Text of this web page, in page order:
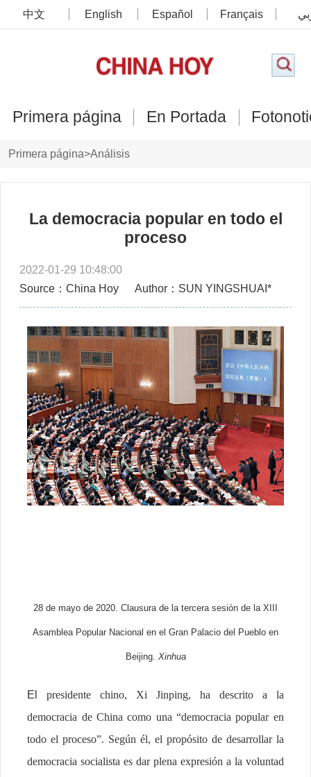
中文 English Español Français
Primera página En Portada
Primera página>Análisis
La democracia popular en todo el
proceso
2022-01-29 10:48:00
Source：China Hoy
Author：SUN YINGSHUAI*
28 de mayo de 2020. Clausura de la tercera sesión de la XIII
Asamblea Popular Nacional en el Gran Palacio del Pueblo en
Beijing. Xinhua
E
presidente chino, Xi Jinping, ha descrito a la
democracia de China como una “democracia popular en
todo el proceso”. Según él, el propósito de desarrollar la
democracia socialista es dar plena expresión a la voluntad